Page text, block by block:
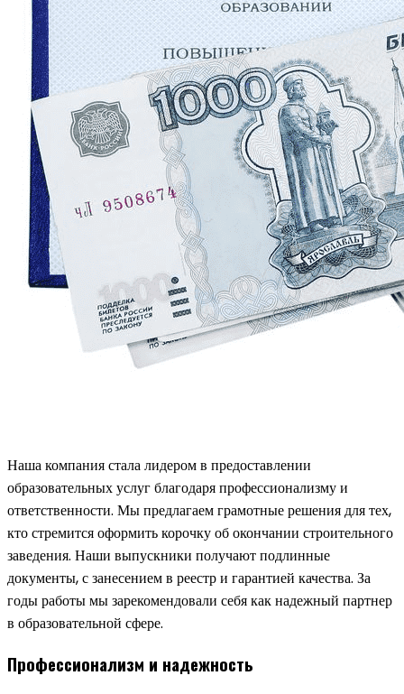
Наша компания стала лидером в предоставлении
образовательных услуг благодаря профессионализму и
ответственности. Мы предлагаем грамотные решения для тех,
кто стремится оформить корочку об окончании строительного
заведения. Наши выпускники получают подлинные
документы, с занесением в реестр и гарантией качества. За
годы работы мы зарекомендовали себя как надежный партнер
в образовательной сфере.
Профессионализм и надежность